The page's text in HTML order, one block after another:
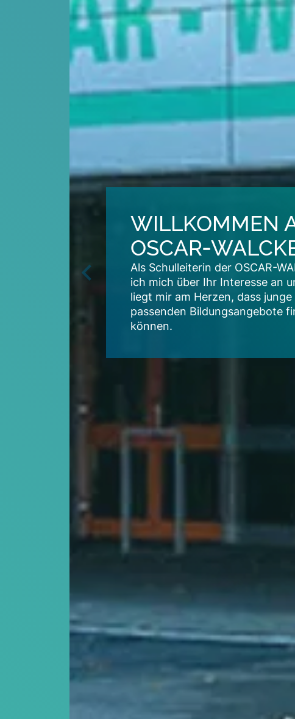
WILLKOMMEN
Als Schulleiterin der OSCAR-
ich mich über Ihr Interesse an
liegt mir am Herzen, dass
passenden Bildungsangebote
können.
Previous